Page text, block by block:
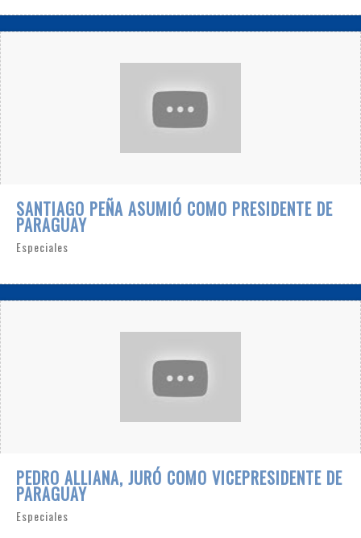
SANTIAGO PEÑA ASUMIÓ COMO PRESIDENTE DE
PARAGUAY
Especiales
PEDRO ALLIANA, JURÓ COMO VICEPRESIDENTE DE
PARAGUAY
Especiales